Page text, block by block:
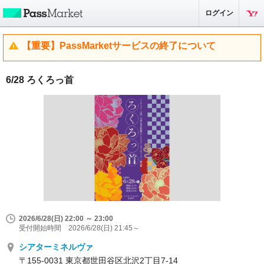
ログイン
【重要】PassMarketサービスの終了について
6/28 ろくろっ首
2026/6/28(日) 22:00 ～ 23:00
受付開始時間 2026/6/28(日) 21:45～
シアターミネルヴァ
〒155-0031 東京都世田谷区北沢2丁目7-14